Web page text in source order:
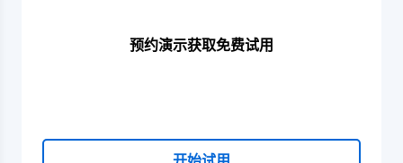
预约演示获取免费试用